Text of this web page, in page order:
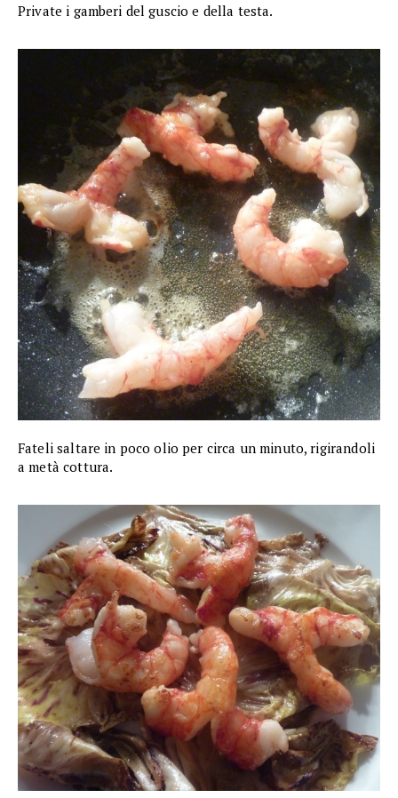
Private i gamberi del guscio e della testa.
Fateli saltare in poco olio per circa un minuto, rigirandoli
a metà cottura.